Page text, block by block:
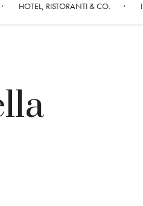
HOTEL, RISTORANTI & CO.